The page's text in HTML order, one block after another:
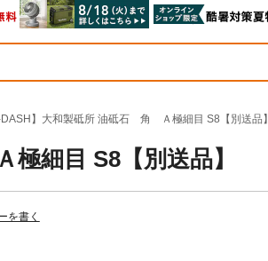
DASH】大和製砥所 油砥石 角 Ａ極細目 S8【別送品】
細目 S8【別送品】
を書く